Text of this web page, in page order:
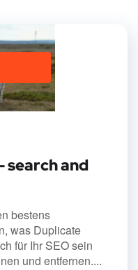
search and
bestens
was Duplicate
für Ihr SEO sein
und entfernen....